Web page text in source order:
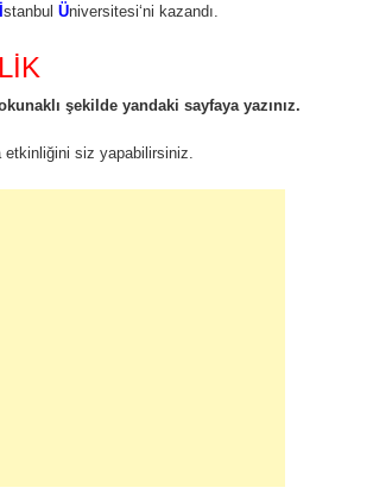
İstanbul Üniversitesi‘ni kazandı.
şekilde yandaki sayfaya yazınız.
etkinliğini siz yapabilirsiniz.